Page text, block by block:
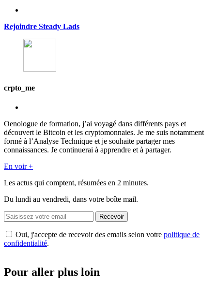
Rejoindre Steady Lads
crpto_me
Oenologue de formation, j’ai voyagé dans différents pays et
découvert le Bitcoin et les cryptomonnaies. Je me suis notamment
formé à l’Analyse Technique et je souhaite partager mes
connaissances. Je continuerai à apprendre et à partager.
En voir +
Les actus qui comptent, résumées en 2 minutes.
Du lundi au vendredi, dans votre boîte mail.
Recevoir
Oui, j'accepte de recevoir des emails selon votre politique de
confidentialité.
Pour aller plus loin